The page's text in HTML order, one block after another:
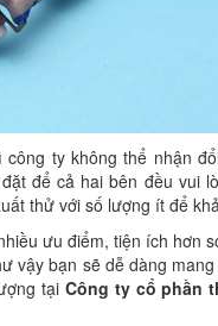
ty không thể nhận
để cả hai bên đều vui
thử với số lượng ít để
ưu điểm, tiện ích hơn
vậy bạn sẽ dễ dàng
tạiCông ty cổ phần